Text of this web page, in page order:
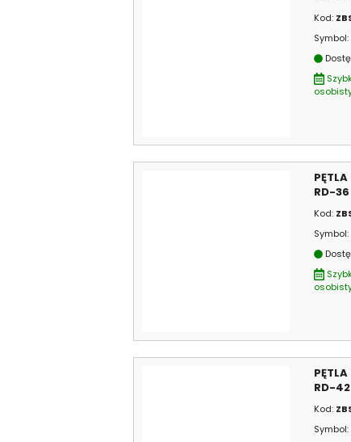
Kod:
Symbol:
RD-36
Kod:
Symbol:
RD-42
Kod:
Symbol: